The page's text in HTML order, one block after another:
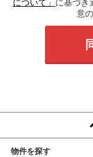
について」 に基づき
意
物件を探す